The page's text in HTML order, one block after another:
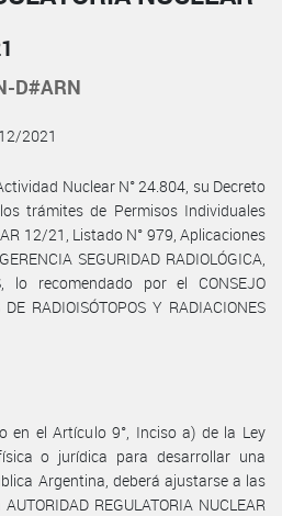
D#ARN
2021
Nuclear N° 24.804, su Decreto
trámites de Permisos Individuales
12/21, Listado N° 979, Aplicaciones
SEGURIDAD RADIOLÓGICA,
lo recomendado por el CONSEJO
RADIOISÓTOPOS Y RADIACIONES
en el Artículo 9°, Inciso a) de la Ley
o jurídica para desarrollar una
Argentina, deberá ajustarse a las
REGULATORIA NUCLEAR